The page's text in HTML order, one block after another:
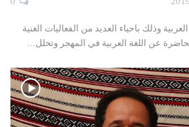
وذلك باحياء العديد من الفعاليات الغنية
عن اللغة العربية في المهجر وتخلل…